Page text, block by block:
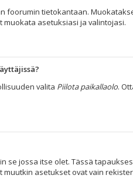
tietokantaan.
asetuksiasi ja valintojasi.
valita Piilota paikallaolo.
jossa itse olet. Tässä
asetukset ovat vain